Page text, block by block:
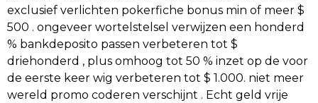
exclusief verlichten pokerfiche bonus min of meer $
500 . ongeveer wortelstelsel verwijzen een honderd
% bankdeposito passen verbeteren tot $
driehonderd , plus omhoog tot 50 % inzet op de voor
de eerste keer wig verbeteren tot $ 1.000. niet meer
wereld promo coderen verschijnt . Echt geld vrije